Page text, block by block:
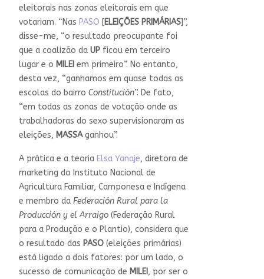
eleitorais nas zonas eleitorais em que
votariam. “Nas PASO [ELEIÇÕES PRIMÁRIAS]”,
disse-me, “o resultado preocupante foi
que a coalizão da UPficou em terceiro
lugar e o MILEI em primeiro”. No entanto,
desta vez, “ganhamos em quase todas as
escolas do bairro Constitución”. De fato,
“em todas as zonas de votação onde as
trabalhadoras do sexo supervisionaram as
eleições, MASSAganhou”.
A prática e a teoria Elsa Yanaje, diretora de
marketing do Instituto Nacional de
Agricultura Familiar, Camponesa e Indígena
e membro da Federación Rural para la
Producción y el Arraigo(Federação Rural
para a Produção e o Plantio), considera que
o resultado das PASO(eleições primárias)
está ligado a dois fatores: por um lado, o
sucesso de comunicação de MILEI , por ser o